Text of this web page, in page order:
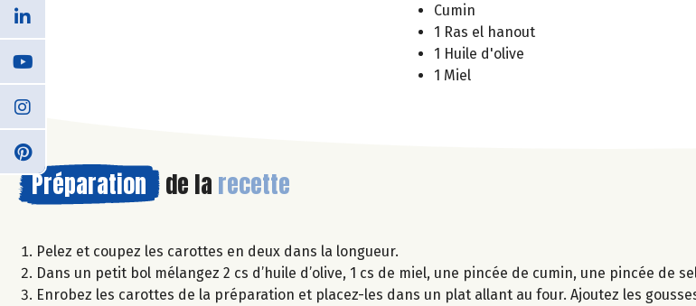
Cumin
1 Ras el hanout
1 Huile d'olive
1 Miel
Préparation de la recette
Pelez et coupez les carottes en deux dans la longueur.
Dans un petit bol mélangez 2 cs d’huile d’olive, 1 cs de miel, une pincée de cumin, une pincée de
Enrobez les carottes de la préparation et placez-les dans un plat allant au four. Ajoutez les